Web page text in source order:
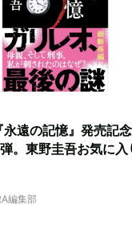
永遠の記憶』発売記
。東野圭吾お気に入
編集部